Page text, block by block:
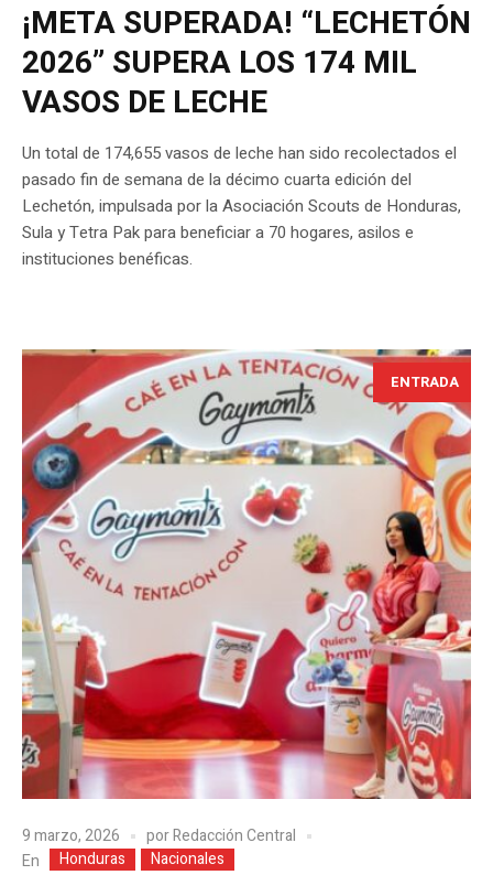
¡META SUPERADA! “LECHETÓN
2026” SUPERA LOS 174 MIL
VASOS DE LECHE
Un total de 174,655 vasos de leche han sido recolectados el
pasado fin de semana de la décimo cuarta edición del
Lechetón, impulsada por la Asociación Scouts de Honduras,
Sula y Tetra Pak para beneficiar a 70 hogares, asilos e
instituciones benéficas.
ENTRADA
9 marzo, 2026 porRedacción Central
En
Honduras Nacionales